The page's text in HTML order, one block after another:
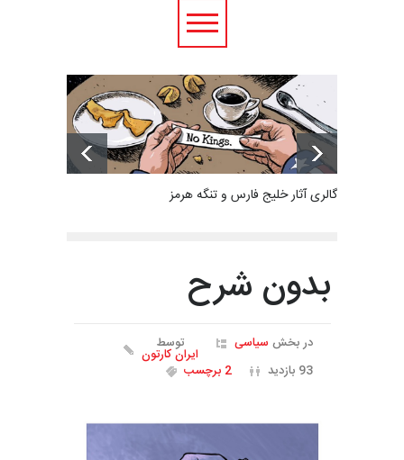
گالری آثار خلیج فارس و تنگه هرمز
بدون شرح
در بخش سیاسی توسط
ایران کارتون
93 بازدید
2 برچسب